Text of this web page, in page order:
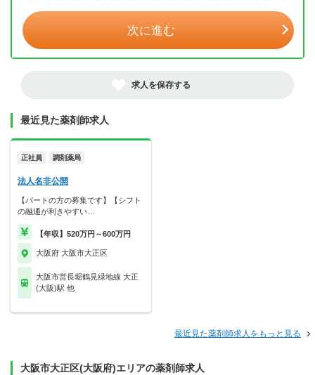
次に進む
求人を保存する
最近見た薬剤師求人
正社員 調剤薬局
法人名非公開
【パートの方の募集です】【シフト
の融通が利きやすい…
【年収】520万円～600万円
大阪府 大阪市大正区
大阪市営長堀鶴見緑地線 大正
(大阪)駅 他
最近見た薬剤師求人をもっと見る
大阪市大正区(大阪府)エリアの薬剤師求人